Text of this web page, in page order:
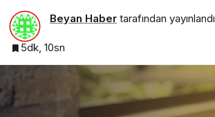
Beyan Haber tarafından yayınlandı
5dk, 10sn